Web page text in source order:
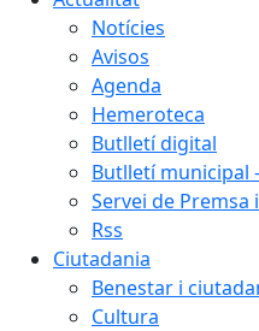
Notícies
Avisos
Agenda
Hemeroteca
Butlletí digital
Butlletí municipal
Servei de Premsa
Rss
Ciutadania
Benestar i
Cultura